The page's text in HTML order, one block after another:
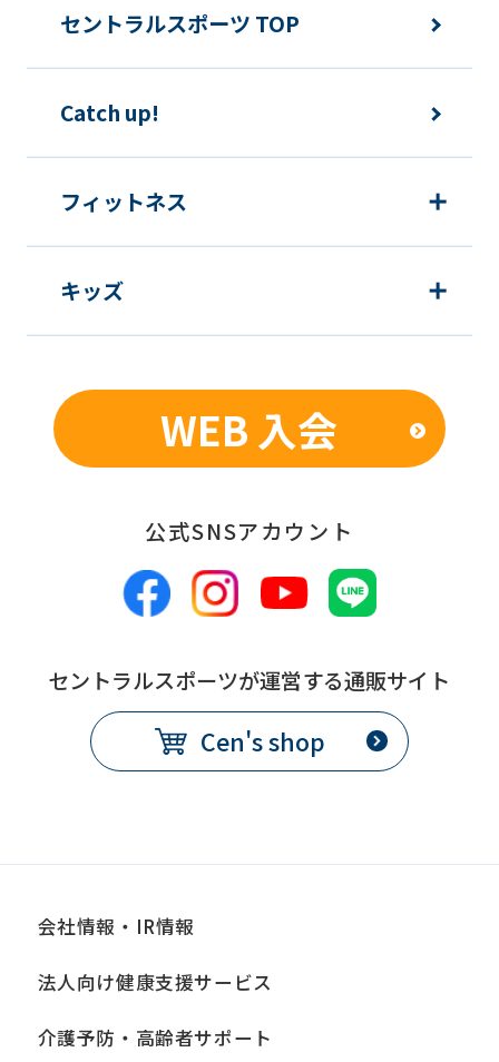
accurate
translation.
from
We
ask
that
fully
understand
this
using
the
service.
セントラルスポーツ TOP
Catch up!
フィットネス
キッズ
WEB 入会
公式SNSアカウント
セントラルスポーツが運営する通販サイト
Cen's shop
会社情報・IR情報
法人向け健康支援サービス
介護予防・高齢者サポート